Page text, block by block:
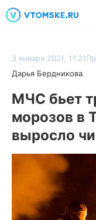
3 января 2021, 11:21
Дарья Бердникова
МЧС бьет
морозов в
выросло